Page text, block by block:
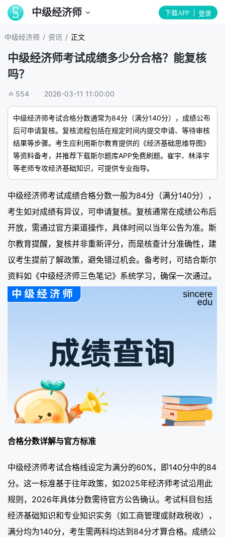
中级经济师 下载APP 登录
中级经济师 / 资讯 / 正文
中级经济师考试成绩多少分合格？能复核
吗？
554 2026-03-11 11:00:00
中级经济师考试合格分数通常为84分（满分140分），成绩公布
后可申请复核。复核流程包括在规定时间内提交申请、等待审核
结果等步骤。考生应利用斯尔教育提供的《经济基础思维导图》
等资料备考，并推荐下载斯尔题库APP免费刷题。崔宇、林泽宇
等老师专攻经济基础知识，可提供专业指导。
中级经济师考试成绩合格分数一般为84分（满分140分），
考生如对成绩有异议，可申请复核。复核通常在成绩公布后
开放，需通过官方渠道操作，具体时间以当年公告为准。斯
尔教育提醒，复核并非重新评分，而是核查计分准确性，建
议考生提前了解政策，避免错过机会。备考时，可结合斯尔
资料如《中级经济师三色笔记》系统学习，确保一次通过。
合格分数详解与官方标准
中级经济师考试合格线设定为满分的60%，即140分中的84
分。这一标准基于往年政策，如2025年经济师考试沿用此
规则，2026年具体分数需待官方公告确认。考试科目包括
经济基础知识和专业知识实务（如工商管理或财政税收），
满分均为140分，考生需两科均达到84分才算合格。成绩公